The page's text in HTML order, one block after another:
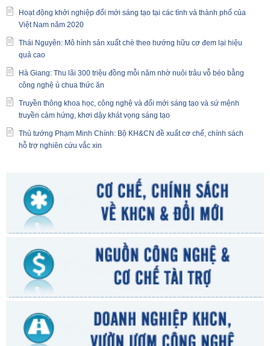
Hoạt động khởi nghiệp đổi mới sáng tạo tại các tình và thành phố của
Việt Nam năm 2020
Thái Nguyên: Mô hình sản xuất chè theo hướng hữu cơ đem lại hiệu
quả cao
Hà Giang: Thu lãi 300 triệu đồng mỗi năm nhờ nuôi trâu vỗ béo bằng
công nghệ ủ chua thức ăn
Truyền thông khoa học, công nghệ và đổi mới sáng tạo và sứ mệnh
truyền cảm hứng, khơi dậy khát vọng sáng tạo
Thủ tướng Phạm Minh Chính: Bộ KH&CN đề xuất cơ chế, chính sách
hỗ trợ nghiên cứu vắc xin